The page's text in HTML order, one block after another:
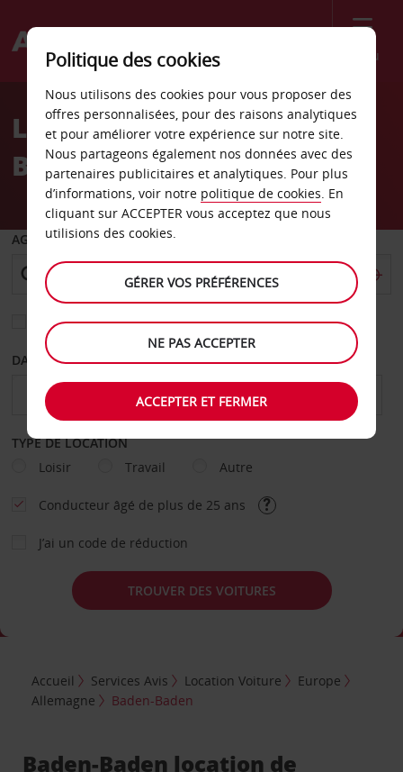
Menu
Welcome
AvisLocation de véhicule à
Baden-Baden
AGENCE DE DÉPART
Sélectionnez une autre agence de retour
DATE DE DÉPART DATE DE RETOUR
TYPE DE LOCATION
Loisir
Travail Autre
Conducteur âgé de plus de 25 ans
J’ai un code de réduction
TROUVER DES VOITURES
Accueil Services Avis Location Voiture
Europe
Allemagne
Baden-Baden
Baden-Baden location de
Politique des cookies
Nous utilisons des cookies pour vous proposer des
offres personnalisées, pour des raisons analytiques
et pour améliorer votre expérience sur notre site.
Nous partageons également nos données avec des
partenaires publicitaires et analytiques. Pour plus
d’informations, voir notre politique de cookies. En
cliquant sur ACCEPTER vous acceptez que nous
utilisions des cookies.
GÉRER VOS PRÉFÉRENCES
NE PAS ACCEPTER
ACCEPTER ET FERMER